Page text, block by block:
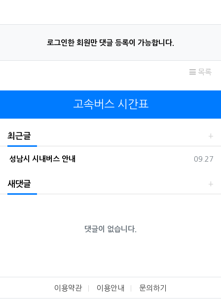
로그인한 회원만 댓글 등록이 가능합니다.
목록
고속버스 시간표
최근글
등록일
09.27
성남시 시내버스 안내
새댓글
댓글이 없습니다.
이용약관 이용안내 문의하기